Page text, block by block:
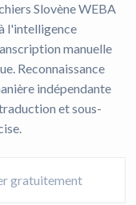
Slovène WEBA
l'intelligence
manuelle
Reconnaissance
indépendante
et sous-